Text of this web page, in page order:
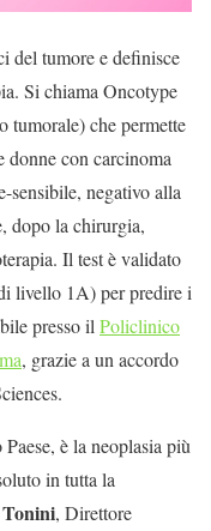
del tumore e definisce
Si chiama Oncotype
tumorale) che permette
donne con carcinoma
sensibile, negativo alla
dopo la chirurgia,
Il test è validato
livello 1A) per predire i
presso il Policlinico
, grazie a un accordo
è la neoplasia più
in tutta la
, Direttore